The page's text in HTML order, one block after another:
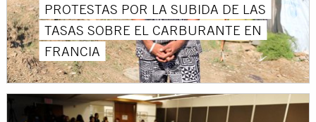
PROTESTAS POR LA SUBIDA DE LAS
TASAS SOBRE EL CARBURANTE EN
FRANCIA